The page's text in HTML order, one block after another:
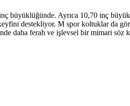
büyüklüğünde. Ayrıca 10,70 inç
destekliyor. M spor koltuklar da
daha ferah ve işlevsel bir mimari söz